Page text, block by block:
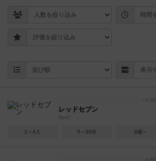
レッドセブン
Red7
2～4人 5～30分 9歳～